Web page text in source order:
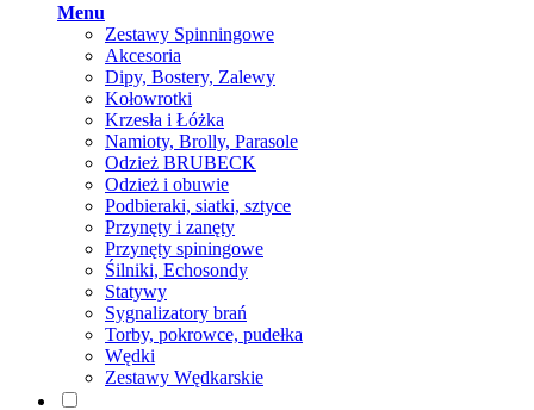
Menu
Zestawy Spinningowe
Akcesoria
Dipy, Bostery, Zalewy
Kołowrotki
Krzesła i Łóżka
Namioty, Brolly, Parasole
Odzież BRUBECK
Odzież i obuwie
Podbieraki, siatki, sztyce
Przynęty i zanęty
Przynęty spiningowe
Śilniki, Echosondy
Statywy
Sygnalizatory brań
Torby, pokrowce, pudełka
Wędki
Zestawy Wędkarskie